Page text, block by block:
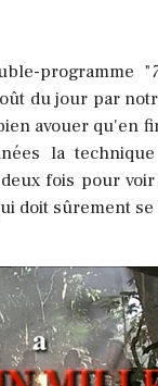
programme "
du jour par
avouer qu'en
la
fois pour
doit sûrement se